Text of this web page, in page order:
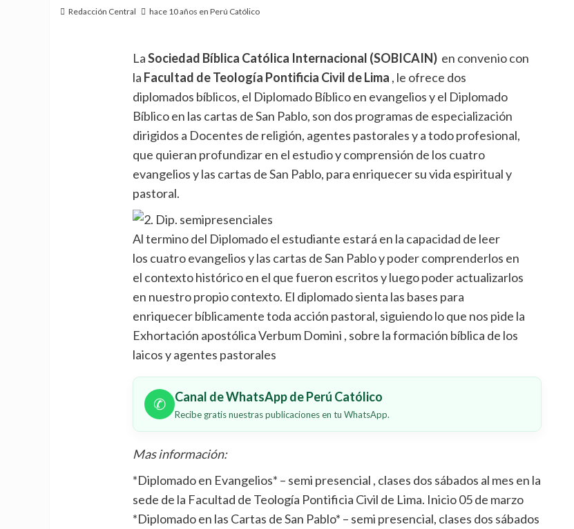
Redacción Central hace 10 años en Perú Católico
LaSociedad Bíblica Católica Internacional (SOBICAIN) en convenio con
la Facultad de Teología Pontificia Civil de Lima , le ofrece dos
diplomados bíblicos, el Diplomado Bíblico en evangelios y el Diplomado
Bíblico en las cartas de San Pablo, son dos programas de especialización
dirigidos a Docentes de religión, agentes pastorales y a todo profesional,
que quieran profundizar en el estudio y comprensión de los cuatro
evangelios y las cartas de San Pablo, para enriquecer su vida espiritual y
pastoral.
Al termino del Diplomado el estudiante estará en la capacidad de leer
los cuatro evangelios y las cartas de San Pablo y poder comprenderlos en
el contexto histórico en el que fueron escritos y luego poder actualizarlos
en nuestro propio contexto. El diplomado sienta las bases para
enriquecer bíblicamente toda acción pastoral, siguiendo lo que nos pide la
Exhortación apostólica Verbum Domini , sobre la formación bíblica de los
laicos y agentes pastorales
✆ Canal de WhatsApp de Perú Católico
Recibe gratis nuestras publicaciones en tu WhatsApp.
Mas información:
*Diplomado en Evangelios* – semi presencial , clases dos sábados al mes en la
sede de la Facultad de Teología Pontificia Civil de Lima. Inicio 05 de marzo
*Diplomado en las Cartas de San Pablo* – semi presencial, clases dos sábados